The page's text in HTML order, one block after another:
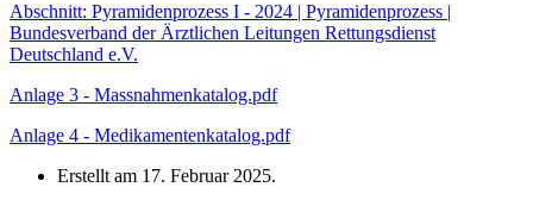
Abschnitt: Pyramidenprozess I - 2024 | Pyramidenprozess |
Bundesverband der Ärztlichen Leitungen Rettungsdienst
Deutschland e.V.
Anlage 3 - Massnahmenkatalog.pdf
Anlage 4 - Medikamentenkatalog.pdf
Erstellt am 17. Februar 2025.